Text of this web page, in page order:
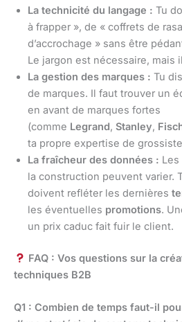
La technicité du langage : Tu
à frapper », de « coffrets de
d’accrochage » sans être
Le jargon est nécessaire, mais
La gestion des marques : Tu
de marques. Il faut trouver un
en avant de marques fortes
(comme Legrand, Stanley,
ta propre expertise de
La fraîcheur des données :
la construction peuvent varier.
doivent refléter les dernières
les éventuelles promotions.
un prix caduc fait fuir le client.
FAQ : Vos questions sur la
techniques B2B
Q1 : Combien de temps faut-il